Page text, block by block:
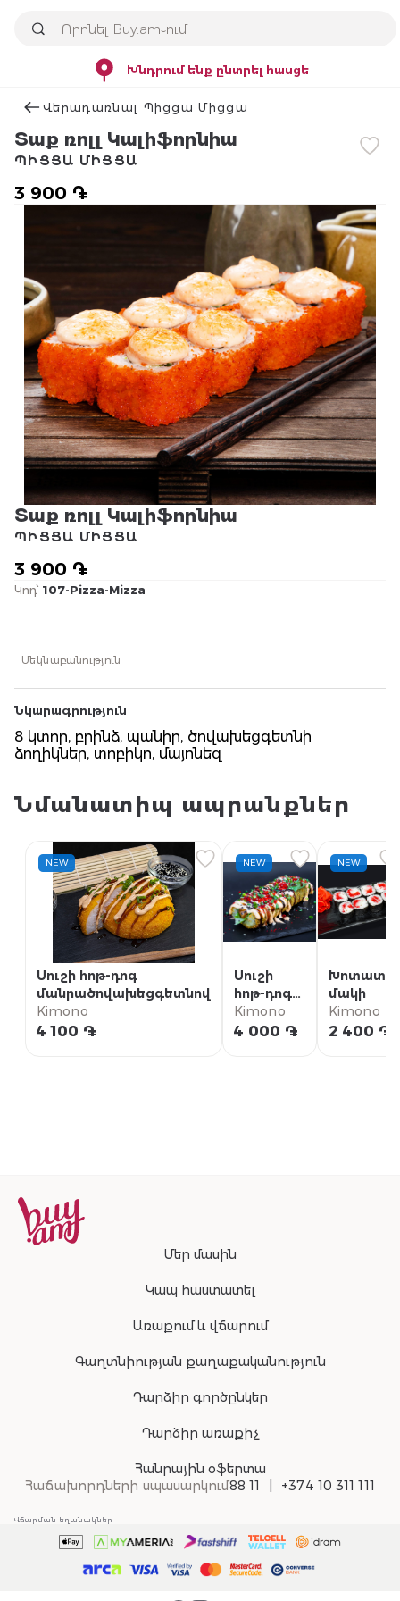
Խնդրում ենք ընտրել հասցե
Վերադառնալ Պիցցա Միցցա
Տաք ռոլլ Կալիֆորնիա
3 900 ֏
ՊԻՑՑԱ ՄԻՑՑԱ
Տաք ռոլլ Կալիֆորնիա
3 900 ֏
ՊԻՑՑԱ ՄԻՑՑԱ
Կոդ՝ 107-Pizza-Mizza
Մեկնաբանություն
Նկարագրություն
8 կտոր, բրինձ, պանիր, ծովախեցգետնի
ձողիկներ, տոբիկո, մայոնեզ
Նմանատիպ ապրանքներ
NEW
Սուշի հոթ-դոգ
մանրածովախեցգետնով
Kimono
4 100 ֏
NEW
Սուշի
հոթ-դոգ
սաղմոնով
Kimono
4 000 ֏
NEW
Խոտատե
մակի
Kimono
2 400 ֏
Մեր մասին
Կապ հաստատել
Առաքում և վճարում
Գաղտնիության քաղաքականություն
Դարձիր գործընկեր
Դարձիր առաքիչ
Հանրային օֆերտա
Հաճախորդների սպասարկում88 11 +374 10 311 111
Վճարման եղանակներ